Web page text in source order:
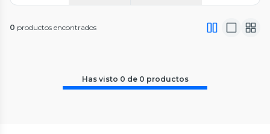
0 productos encontrados
Has visto 0 de 0 productos